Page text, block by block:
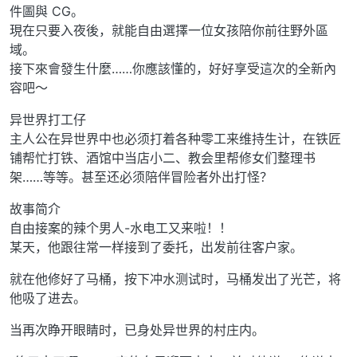
件圖與 CG。
現在只要入夜後，就能自由選擇一位女孩陪你前往野外區
域。
接下來會發生什麼……你應該懂的，好好享受這次的全新內
容吧～
异世界打工仔
主人公在异世界中也必须打着各种零工来维持生计，在铁匠
铺帮忙打铁、酒馆中当店小二、教会里帮修女们整理书
架……等等。甚至还必须陪伴冒险者外出打怪？
故事简介
自由接案的辣个男人-水电工又来啦！！
某天，他跟往常一样接到了委托，出发前往客户家。
就在他修好了马桶，按下冲水测试时，马桶发出了光芒，将
他吸了进去。
当再次睁开眼睛时，已身处异世界的村庄内。